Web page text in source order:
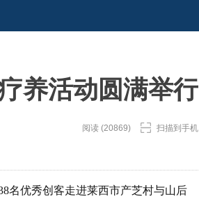
养活动圆满举行
阅读 (20869) 扫描到手机
名优秀创客走进莱西市产芝村与山后